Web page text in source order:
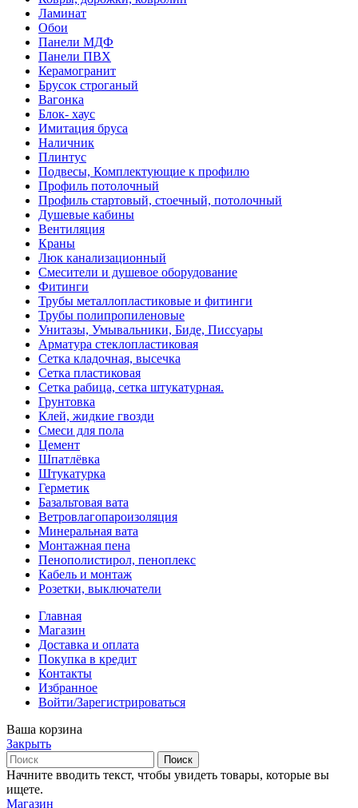
Ламинат
Обои
Панели МДФ
Панели ПВХ
Керамогранит
Брусок строганый
Вагонка
Блок- хаус
Имитация бруса
Наличник
Плинтус
Подвесы, Комплектующие к профилю
Профиль потолочный
Профиль стартовый, стоечный, потолочный
Душевые кабины
Вентиляция
Краны
Люк канализационный
Смесители и душевое оборудование
Фитинги
Трубы металлопластиковые и фитинги
Трубы полипропиленовые
Унитазы, Умывальники, Биде, Писсуары
Арматура стеклопластиковая
Сетка кладочная, высечка
Сетка пластиковая
Сетка рабица, сетка штукатурная.
Грунтовка
Клей, жидкие гвозди
Смеси для пола
Цемент
Шпатлёвка
Штукатурка
Герметик
Базальтовая вата
Ветровлагопароизоляция
Минеральная вата
Монтажная пена
Пенополистирол, пеноплекс
Кабель и монтаж
Розетки, выключатели
Главная
Магазин
Доставка и оплата
Покупка в кредит
Контакты
Избранное
Войти/Зарегистрироваться
Ваша корзина
Закрыть
Поиск
Начните вводить текст, чтобы увидеть товары, которые вы
ищете.
Магазин